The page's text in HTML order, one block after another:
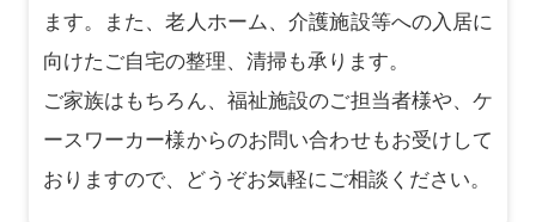
ます。また、老人ホーム、介護施設等への入居に
向けたご自宅の整理、清掃も承ります。
ご家族はもちろん、福祉施設のご担当者様や、ケ
ースワーカー様からのお問い合わせもお受けして
おりますので、どうぞお気軽にご相談ください。